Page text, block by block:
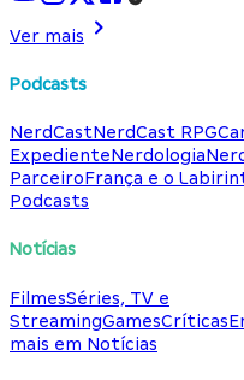
Ver mais
Podcasts
NerdCastNerdCast RPG
ExpedienteNerdologia
ParceiroFrança e o
Podcasts
Notícias
FilmesSéries, TV e
StreamingGamesCríticas
mais em Notícias